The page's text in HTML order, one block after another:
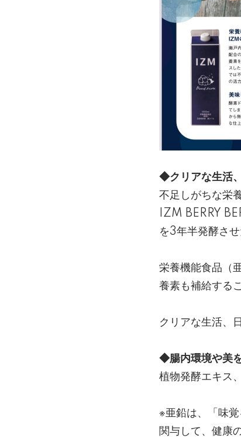
◆クリアな生活
不足しがちな栄
IZM BERRY
を3年半発酵さ
栄養機能食品（
養素も補給する
クリアな生活、
◆腸内環境や美
植物発酵エキス
※亜鉛は、「味
関与して、健康